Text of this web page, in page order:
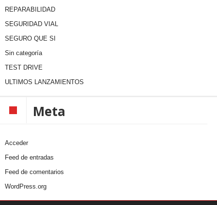
REPARABILIDAD
SEGURIDAD VIAL
SEGURO QUE SI
Sin categoría
TEST DRIVE
ULTIMOS LANZAMIENTOS
Meta
Acceder
Feed de entradas
Feed de comentarios
WordPress.org